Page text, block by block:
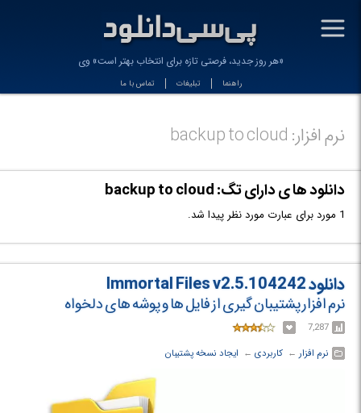
-
«هر روز جدید، فرصتی تازه برای انتخاب بهتر است» وین_
راهنما تبلیغات تماس با ما
نرم افزار: backup to cloud
دانلود ها ی دارای تگ: backup to cloud
1 مورد برای عبارت مورد نظر پیدا شد.
دانلود Immortal Files v2.5.104242
نرم افزار پشتیبان گیری از فایل ها و پوشه های دلخواه
7,287
نرم افزار ← ‏ کاربردی ← ‏ ایجاد نسخه پشتیبان